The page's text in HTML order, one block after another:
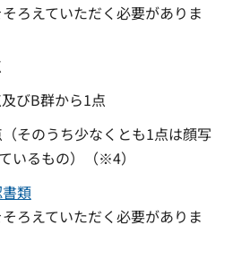
ろえていただく必要がありま
及びB群から1点
（そのうち少なくとも1点は顔写
いるもの）（※4）
類
ろえていただく必要がありま